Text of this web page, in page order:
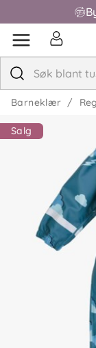
Barneklær
Salg